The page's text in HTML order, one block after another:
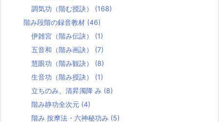
調気功（階む授訣） (168)
階み段階の録音教材 (46)
伊雑宮（階み伝訣） (1)
五音和（階み画訣） (7)
慧眼功（階み観訣） (8)
生音功（階み授訣） (1)
立ちのみ、清昇濁降 み (8)
階み静功全次元 (4)
階み 按摩法・六神秘功み (5)